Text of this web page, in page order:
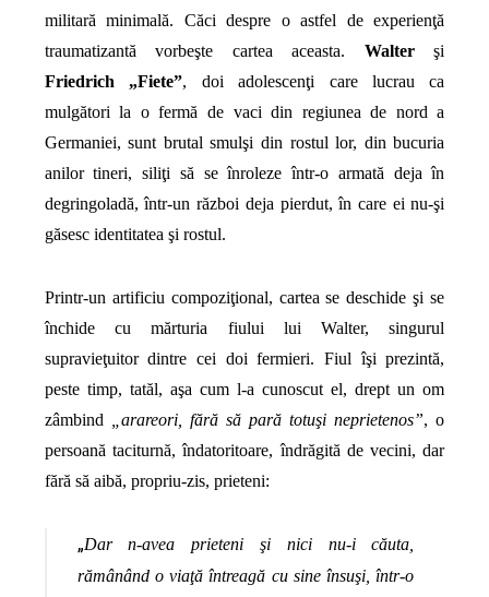
militară minimală. Căci despre o astfel de experienţă
traumatizantă vorbeşte cartea aceasta. Walterşi
Friedrich „Fiete”, doi adolescenţi care lucrau ca
mulgători la o fermă de vaci din regiunea de nord a
Germaniei, sunt brutal smulşi din rostul lor, din bucuria
anilor tineri, siliţi să se înroleze într-o armată deja în
degringoladă, într-un război deja pierdut, în care ei nu-şi
găsesc identitatea şi rostul.
Printr-un artificiu compoziţional, cartea se deschide şi se
închide cu mărturia fiului lui Walter, singurul
supravieţuitor dintre cei doi fermieri. Fiul îşi prezintă,
peste timp, tatăl, aşa cum l-a cunoscut el, drept un om
zâmbind
„arareori, fără să pară totuşi neprietenos”, o
persoană taciturnă, îndatoritoare, îndrăgită de vecini, dar
fără să aibă, propriu-zis, prieteni:
„Dar n-avea prieteni şi nici nu-i căuta,
rămânând o viaţă întreagă cu sine însuşi, într-o